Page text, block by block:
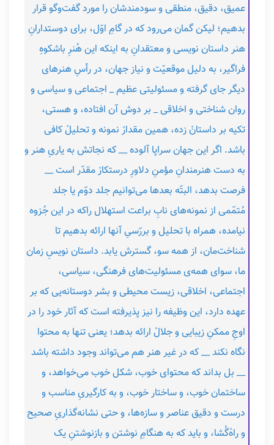
عمیق، دقیق، منطقی و سودمندشان را مورد گفت‌وگو قرار
بدهیم؛ لیکن گمان می‌رود که در گامِ اوّل، برای دوستدارانِ
هنر داستان نویسی و معتقدانِ به اینکه این هُنرِ باشکوهِ
فراگیر، به دلیل موقعیّت و نیاز جهان، در رأسِ هنرهای
دیگر جای گرفته و مسئولیتی عظیم _ اجتماعی و سیاسی و
روان شناختی و اخلاقی _ بر دوش‌ آن افتاده، و هستی،
تکیه بر داستانْ زده، همین مقدارْ نمونه و تحلیلْ کافی
باشد. اگر این جهان سراپا آلوده ‌__ که نجاتش به یاریِ هنر و
به دست هنرمندانِ مؤمنِ دلاورِ درستکارْ مقدّر است __
فرصت بدهد،‌ البتّه بعدها می‌توانیم جلد دوّم یا جلد
مُتمّمی از نمونه‌های نابِ براعت استهلال راکه در این جُزوه
نیامده، همراه با تحلیل و بررّسیِ آنها ارائه بدهیم تا
شناخت‌مان، از همه سو، ‌گسترش یابد. داستان نویسِ زمان
ما، سوای همه‌ی مسئولیت‌های فرهنگی، سیاسی،
اجتماعی، اخلاقی، زیست محیطی و بشر دوستانه‌یی که بر
عهده دارد، این وظیفه را نیز پذیرفته است که آثار خود را در
اوجِ ممکنِ زیبایی و جلالْ ارائه بدهد؛ یعنی تنها به محتوا
نگاه نکند __‌ که در غیر هنر هم می‌تواند وجود داشته باشد
__ بل بداند که محتوای خوب، شکل خوب می‌خواهد، و
ساختمان خوب، و ساختار خوب، و به کارگیریِ مناسب و
درست و دقیق عناصر و سازه‌ها، و حتی نشانه‌گذاریِ صحیح
و راهْ‌گُشا، و باید که به هنگامِ نوشتن و بازنوشتنِ یک